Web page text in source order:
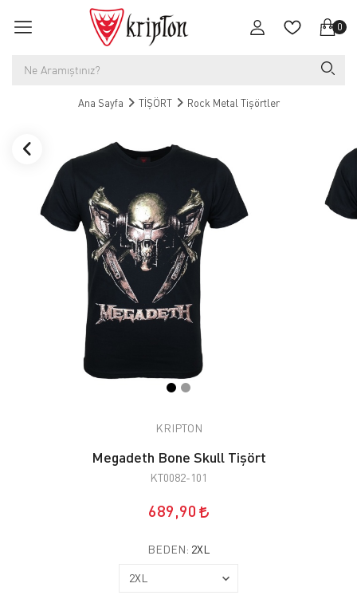
0
Ana Sayfa TİŞÖRT Rock Metal Tişörtler
KRIPTON
Megadeth Bone Skull Tişört
KT0082-101
689,90
BEDEN: 2XL